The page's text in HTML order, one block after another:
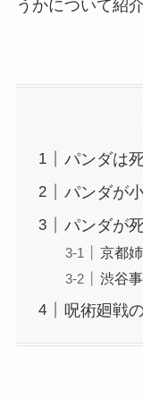
うかについて紹
パンダは
パンダが
パンダが
京都
渋谷
呪術廻戦